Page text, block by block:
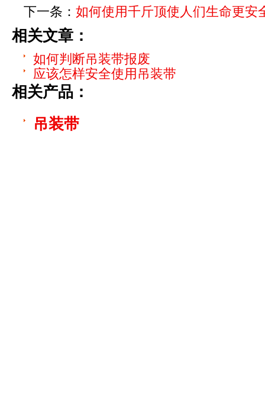
下一条： 如何使用千斤顶使人们生命更安
相关文章：
如何判断吊装带报废
应该怎样安全使用吊装带
相关产品：
吊装带